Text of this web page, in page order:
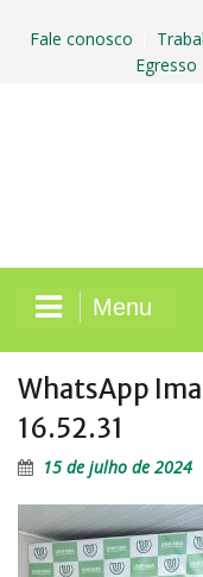
Fale conosco
Egresso
Menu
WhatsApp
16.52.31
15 de julho de 2024